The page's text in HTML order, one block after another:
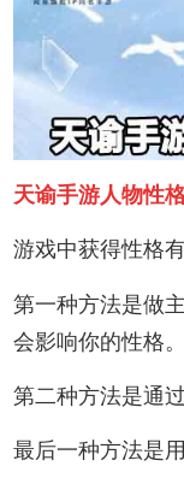
天谕手游人物性
游戏中获得性格
第一种方法是做
会影响你的性格。
第二种方法是通
最后一种方法是